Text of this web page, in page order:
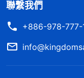
想，没有追求目標
遷就自己的肉體，
撒但毒素活着。没
安逸，没有一點
聯繫我們
+886-978-777-